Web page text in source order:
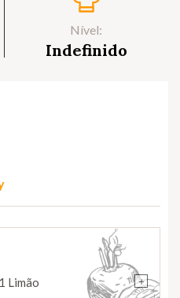
Nível:
Indefinido
+
Limão